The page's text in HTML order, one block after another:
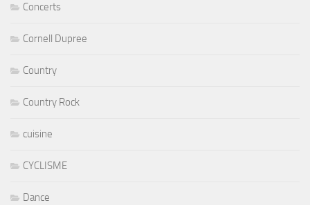
Concerts
Cornell Dupree
Country
Country Rock
cuisine
CYCLISME
Dance